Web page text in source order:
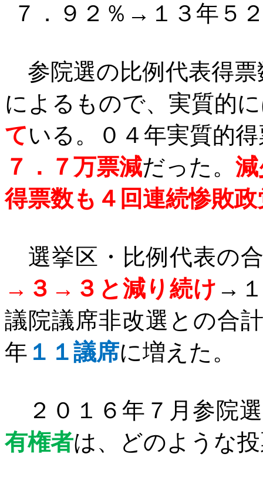
７．９２％→１３年５
参院選の比例代表得票
によるもので、実質的
ている。０４年実質的
７．７万票減だった。
得票数も４回連続惨敗政
選挙区・比例代表の
→３→３と減り続け →
議院議席非改選との合
年 １１議席に増えた。
２０１６年７月参院
有権者は、どのような